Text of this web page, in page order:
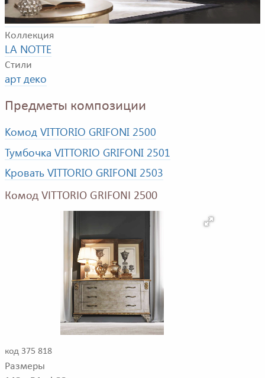
Фабрика
VITTORIO GRIFONI
Коллекция
LA NOTTE
Стили
арт деко
Предметы композиции
Комод VITTORIO GRIFONI 2500
Тумбочка VITTORIO GRIFONI 2501
Кровать VITTORIO GRIFONI 2503
Комод VITTORIO GRIFONI 2500
код 375 818
Размеры